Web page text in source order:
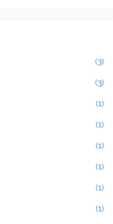
(3)
(3)
(1)
(1)
(1)
(1)
(1)
(1)